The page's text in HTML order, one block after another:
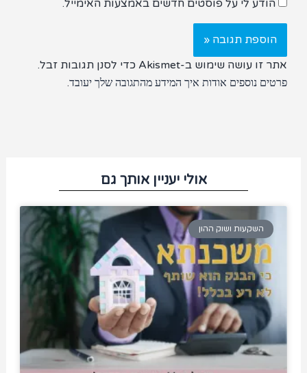
הודע לי על פוסטים חדשים באמצעות האימייל.
אתר זו עושה שימוש ב-Akismet כדי לסנן תגובות זבל.
פרטים נוספים אודות איך המידע מהתגובה שלך יעובד.
אולי יעניין אותך גם
השקעות ושוק ההון